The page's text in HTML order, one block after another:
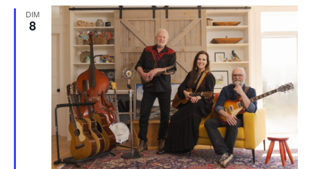
o
m
p
o
s
i
t
u
s
à
l
'
h
DIM
8